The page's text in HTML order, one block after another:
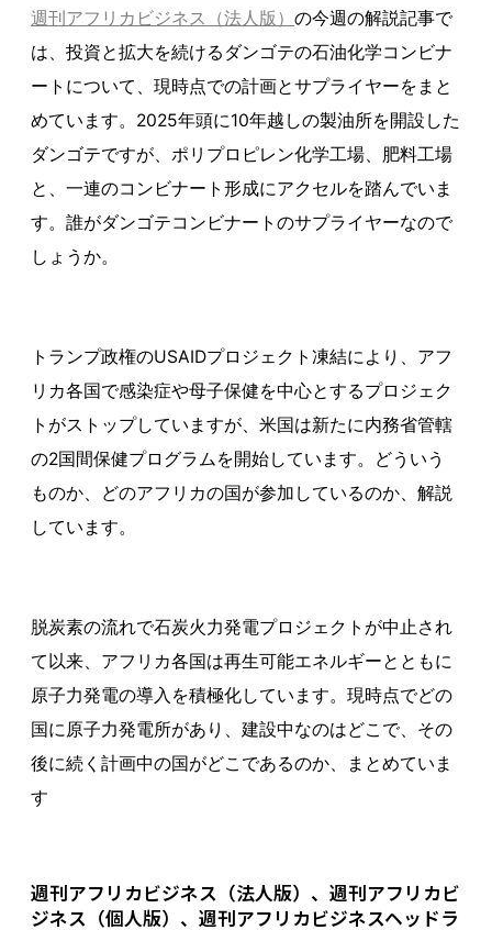
週刊アフリカビジネス（法人版） の今週の解説記事で
は、投資と拡大を続けるダンゴテの石油化学コンビナ
ートについて、現時点での計画とサプライヤーをまと
めています。2025年頭に10年越しの製油所を開設した
ダンゴテですが、ポリプロピレン化学工場、肥料工場
と、一連のコンビナート形成にアクセルを踏んでいま
す。誰がダンゴテコンビナートのサプライヤーなので
しょうか。
トランプ政権のUSAIDプロジェクト凍結により、アフ
リカ各国で感染症や母子保健を中心とするプロジェク
トがストップしていますが、米国は新たに内務省管轄
の2国間保健プログラムを開始しています。どういう
ものか、どのアフリカの国が参加しているのか、解説
しています。
脱炭素の流れで石炭火力発電プロジェクトが中止され
て以来、アフリカ各国は再生可能エネルギーとともに
原子力発電の導入を積極化しています。現時点でどの
国に原子力発電所があり、建設中なのはどこで、その
後に続く計画中の国がどこであるのか、まとめていま
す
週刊アフリカビジネス（法人版）、週刊アフリカビ
ジネス（個人版）、週刊アフリカビジネスヘッドラ